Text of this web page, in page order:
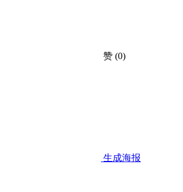
赞 (0)
生成海报